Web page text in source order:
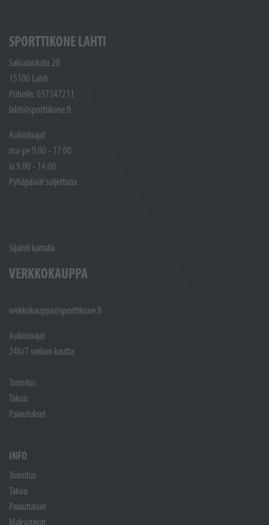
SPORTTIKONE LAHTI
Saksalankatu 28
15100 Lahti
Puhelin: 037347211
lahti@sporttikone.fi
Aukioloajat
ma-pe 9.00 - 17.00
la 9.00 - 14.00
Pyhäpäivät suljettuna
Sijainti kartalla
VERKKOKAUPPA
verkkokauppa@sporttikone.fi
Aukioloajat
24h/7 verkon kautta
Toimitus
Takuu
Palautukset
INFO
Toimitus
Takuu
Palautukset
Maksutavat